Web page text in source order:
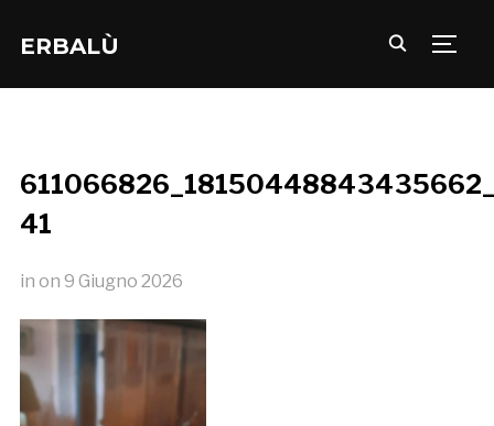
ERBALÙ
41
in on 9 Giugno 2026